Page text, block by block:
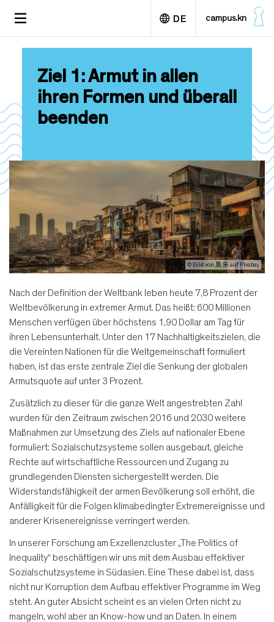
m
n
h
l
t
TOGGLE
DE campus.kn
Ziel 1: Armut in allen
ihren Formen und überall
beenden
© Bild von 晨 朱 auf Pixabay
Nach der Definition der Weltbank leben heute 7,8 Prozent der
Weltbevölkerung in extremer Armut. Das heißt: 600 Millionen
Menschen verfügen über höchstens 1,90 Dollar am Tag für
ihren Lebensunterhalt. Unter den 17 Nachhaltigkeitszielen, die
die Vereinten Nationen für die Weltgemeinschaft formuliert
haben, ist das erste zentrale Ziel die Senkung der globalen
Armutsquote auf unter 3 Prozent.
Zusätzlich zu dieser für die ganze Welt angestrebten Zahl
wurden für den Zeitraum zwischen 2016 und 2030 weitere
Maßnahmen zur Umsetzung des Ziels auf nationaler Ebene
formuliert: Sozialschutzsysteme sollen ausgebaut, gleiche
Rechte auf wirtschaftliche Ressourcen und Zugang zu
grundlegenden Diensten sichergestellt werden. Die
Widerstandsfähigkeit der armen Bevölkerung soll erhöht, die
Anfälligkeit für die Folgen klimabedingter Extremereignisse und
anderer Krisenereignisse verringert werden.
In unserer Forschung am Exzellenzcluster „The Politics of
Inequality“ beschäftigen wir uns mit dem Ausbau effektiver
Sozialschutzsysteme in Südasien. Eine These dabei ist, dass
nicht nur Korruption dem Aufbau effektiver Programme im Weg
steht. An guter Absicht scheint es an vielen Orten nicht zu
mangeln, wohl aber an Know-how und an Daten. In einem